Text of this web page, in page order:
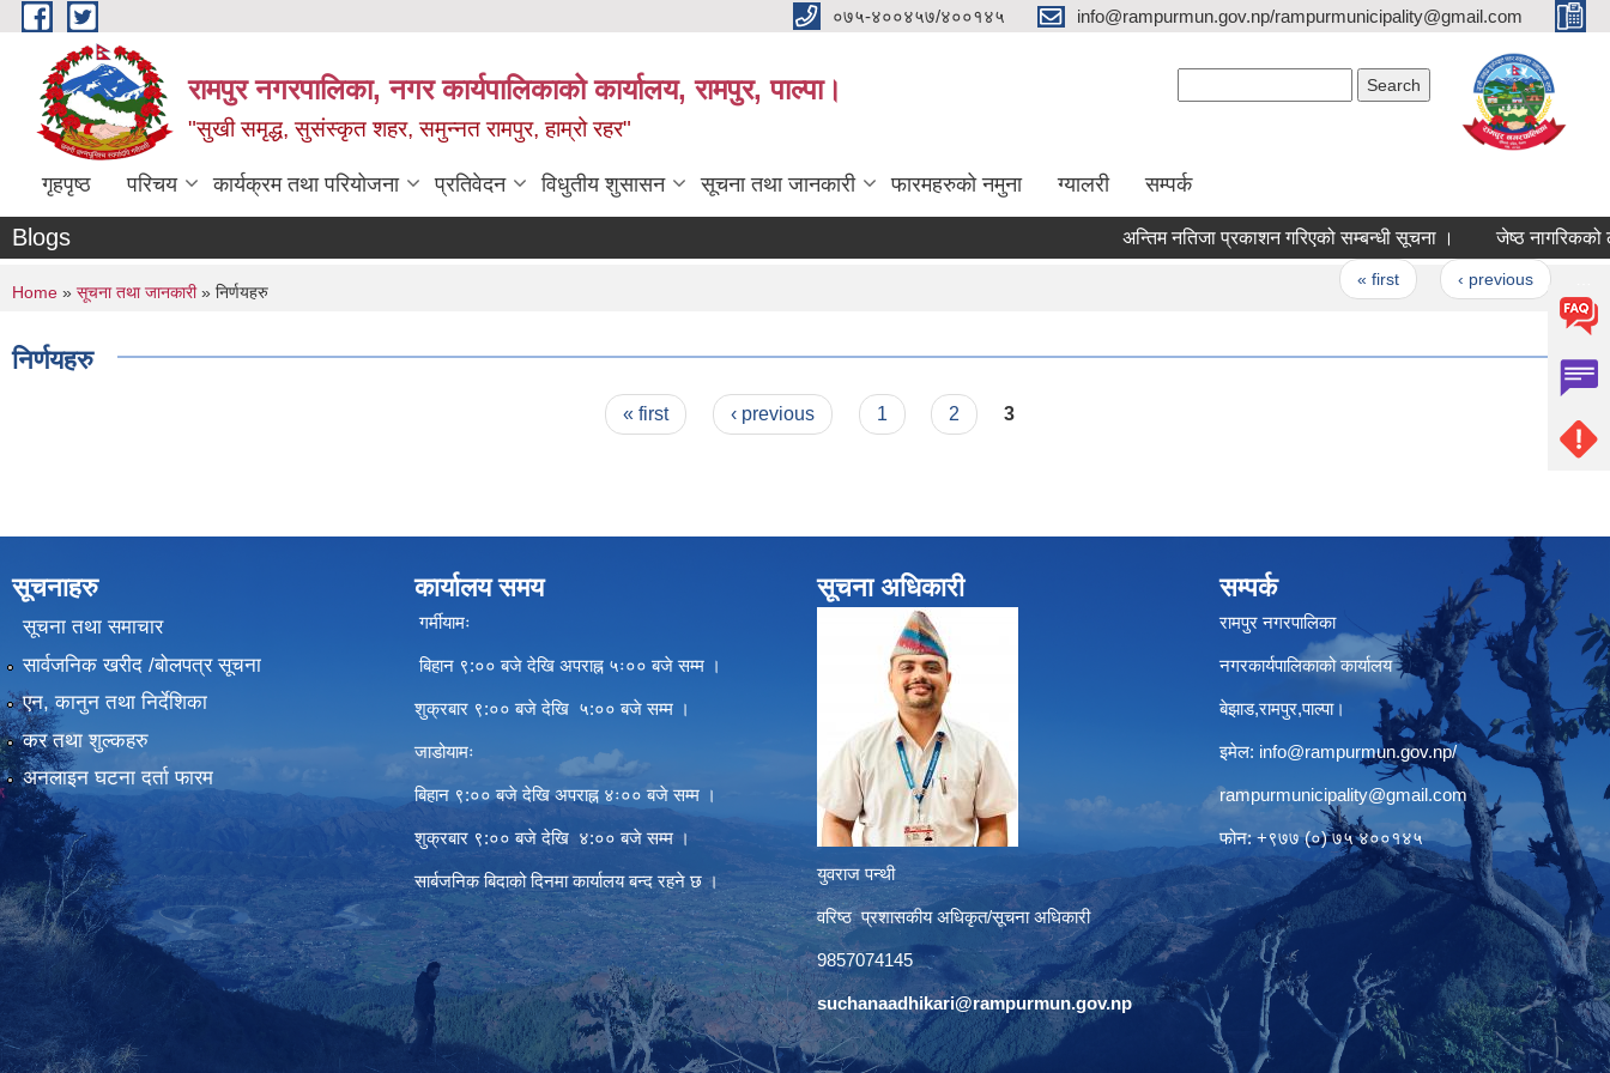
Skip to main content ०७५-४००४५७/४००१४५ info@rampurmun.gov.np/rampurmunicipality@gmail.com
रामपुर नगरपालिका, नगर कार्यपालिकाको कार्यालय, रामपुर, पाल्पा।
"सुखी समृद्ध, सुसंस्कृत शहर, समुन्नत रामपुर, हाम्रो रहर"
गृहपृष्ठ परिचय कार्यक्रम तथा परियोजना प्रतिवेदन विधुतीय शुसासन सूचना तथा जानकारी फारमहरुको नमुना ग्यालरी सम्पर्क
Blogs अन्तिम नतिजा प्रकाशन गरिएको सम्बन्धी सूचना । जेष्ठ नागरिकको
« first ‹ previous
You are here
Home » सूचना तथा जानकारी» निर्णयहरु
निर्णयहरु
« first ‹ previous 1 2 3
सूचनाहरु
सूचना तथा समाचार
सार्वजनिक खरीद /बोलपत्र सूचना
एन, कानुन तथा निर्देशिका
कर तथा शुल्कहरु
अनलाइन घटना दर्ता फारम
कार्यालय समय
गर्मीयामः
बिहान ९:०० बजे देखि अपराह्न ५ः०० बजे सम्म ।
शुक्रबार ९:०० बजे देखि ५:०० बजे सम्म ।
जाडोयामः
बिहान ९:०० बजे देखि अपराह्न ४ः०० बजे सम्म ।
शुक्रबार ९:०० बजे देखि ४:०० बजे सम्म ।
सार्बजनिक बिदाको दिनमा कार्यालय बन्द रहने छ ।
सूचना अधिकारी
युवराज पन्थी
वरिष्ठ प्रशासकीय अधिकृत/सूचना अधिकारी
9857074145
suchanaadhikari@rampurmun.gov.np
सम्पर्क
रामपुर नगरपालिका
नगरकार्यपालिकाको कार्यालय
बेझाड,रामपुर,पाल्पा।
इमेल: info@rampurmun.gov.np/
rampurmunicipality@gmail.com
फोन: +९७७ (०) ७५ ४००१४५